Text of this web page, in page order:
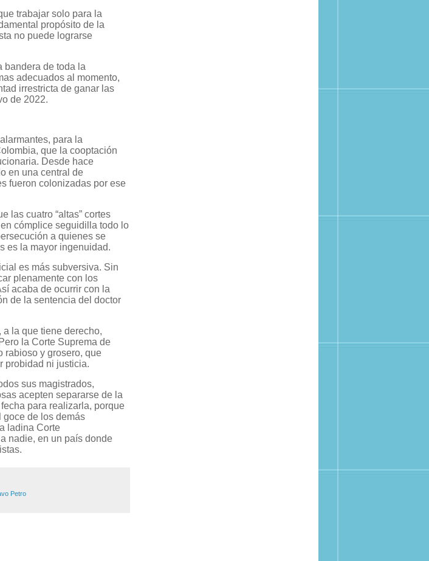
trabajar solo para la
propósito de la
no puede lograrse
bandera de toda la
adecuados al momento,
irrestricta de ganar las
de 2022.
para la
que la cooptación
Desde hace
en una central de
fueron colonizadas por ese
las cuatro “altas” cortes
cómplice seguidilla todo lo
a quienes se
es la mayor ingenuidad.
es más subversiva. Sin
plenamente con los
acaba de ocurrir con la
de la sentencia del doctor
a la que tiene derecho,
la Corte Suprema de
rabioso y grosero, que
probidad ni justicia.
sus magistrados,
acepten separarse de la
para realizarla, porque
goce de los demás
ladina Corte
nadie, en un país donde
Petro